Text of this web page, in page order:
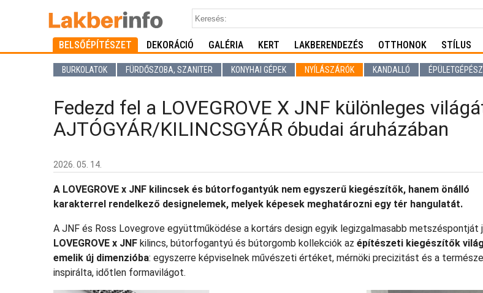
BELSŐÉPÍTÉSZET DEKORÁCIÓ GALÉRIA KERT LAKBERENDEZÉS OTTHONOK STÍLUS
BURKOLATOK FÜRDŐSZOBA, SZANITER KONYHAI GÉPEK NYÍLÁSZÁRÓK KANDALLÓ
Fedezd fel a LOVEGROVE X JNF különleges
AJTÓGYÁR/KILINCSGYÁR óbudai áruházában
2026. 05. 14.
A LOVEGROVE x JNF kilincsek és bútorfogantyúk nem egyszerű kiegészítők, hanem önálló
karakterrel rendelkező designelemek, melyek képesek meghatározni egy tér hangulatát.
A JNF és Ross Lovegrove együttműködése a kortárs design egyik legizgalmasabb metszéspontját
LOVEGROVE x JNF kilincs, bútorfogantyú és bútorgomb kollekciók az építészeti kiegészítők
emelik új dimenzióba: egyszerre képviselnek művészeti értéket, mérnöki precizitást és a
inspirálta, időtlen formavilágot.